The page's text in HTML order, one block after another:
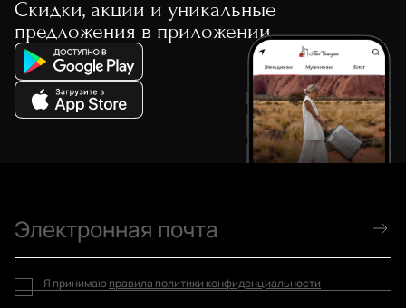
Скидки, акции и уникальные
предложения в приложении
Я принимаю правила политики конфиденциальности